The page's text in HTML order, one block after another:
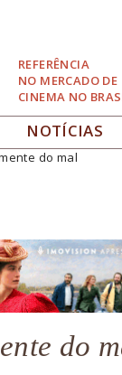
REFERÊNCIA
NO MERCADO DE
CINEMA NO
NOTÍCIAS
aqui
do mal
do